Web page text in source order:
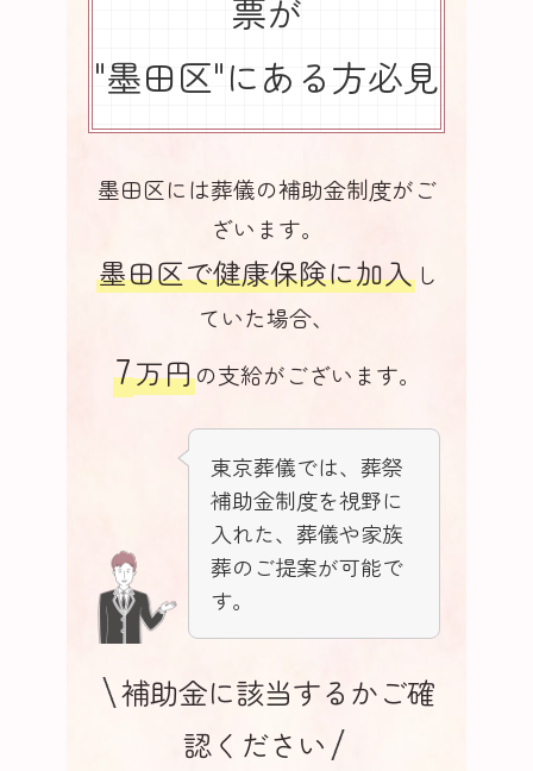
票が
"墨田区"にある方必見
墨田区には葬儀の補助金制度がご
ざいます。
墨田区で健康保険に加入し
ていた場合、
7万円の支給がございます。
東京葬儀では、葬祭
補助金制度を視野に
入れた、葬儀や家族
葬のご提案が可能で
す。
補助金に該当するかご確
認ください